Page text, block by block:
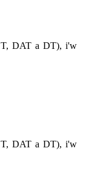
T, DAT a DT), i'w
T, DAT a DT), i'w